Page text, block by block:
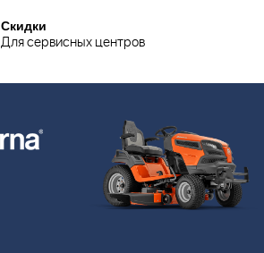
Скидки
Для сервисных центров